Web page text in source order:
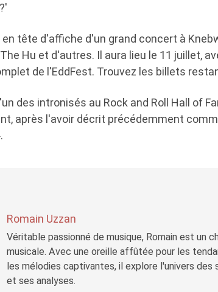
en tête d'affiche d'un grand concert à
Hu et d'autres. Il aura lieu le 11 juillet,
de l'EddFest. Trouvez les billets
des intronisés au Rock and Roll Hall of
après l'avoir décrit précédemment
Romain Uzzan
Véritable passionné de musique, Romain est un
musicale. Avec une oreille affûtée pour les
les mélodies captivantes, il explore l'univers
et ses analyses.